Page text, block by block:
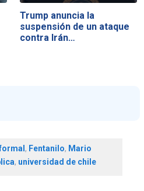
Trump anuncia la
suspensión de un ataque
contra Irán…
, Fentanilo, Mario
, universidad de chile